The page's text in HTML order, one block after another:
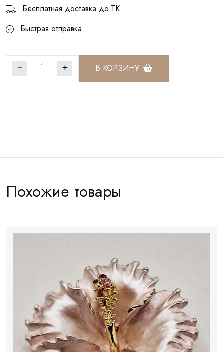
Бесплатная доставка до ТК
Быстрая отправка
В КОРЗИНУ
Похожие товары